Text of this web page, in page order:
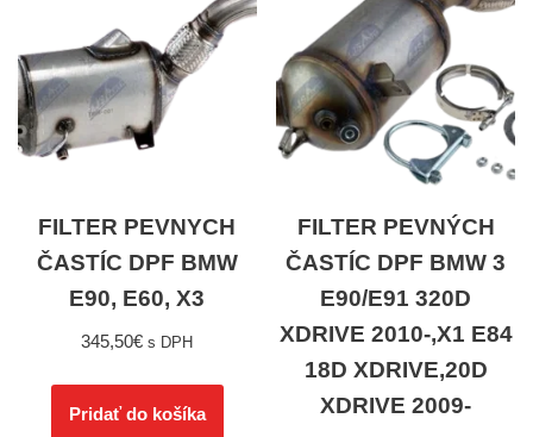
FILTER PEVNYCH
ČASTÍC DPF BMW
E90, E60, X3
345,50€ s DPH
Pridať do košíka
FILTER PEVNÝCH
ČASTÍC DPF BMW 3
E90/E91 320D
XDRIVE 2010-,X1 E84
18D XDRIVE,20D
XDRIVE 2009-